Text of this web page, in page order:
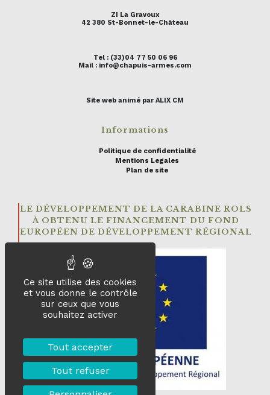
ZI La Gravoux
42 380 St-Bonnet-le-Château
Tel : (33)04 77 50 06 96
Mail : info@chapuis-armes.com
Site web animé par ALIX CM
Informations
Politique de confidentialité
Mentions Legales
Plan de site
LE DÉVELOPPEMENT DE LA CARABINE ROLS
À OBTENU LE FINANCEMENT DU FOND
EUROPÉEN DE DÉVELOPPEMENT RÉGIONAL
Ce site utilise des cookies
et vous donne le contrôle
sur ceux que vous
souhaitez activer
Tout accepter
Tout refuser